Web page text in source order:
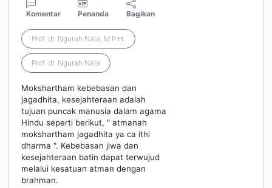
Komentar Penanda Bagikan
Prof. dr. Ngurah Nala, M.P.H.
Prof. dr. Ngurah Nala
Mokshartham kebebasan dan
jagadhita, kesejahteraan adalah
tujuan puncak manusia dalam agama
Hindu seperti berikut, " atmanah
mokshartham jagadhita ya ca ithi
dharma ". Kebebasan jiwa dan
kesejahteraan batin dapat terwujud
melalui kesatuan atman dengan
brahman.